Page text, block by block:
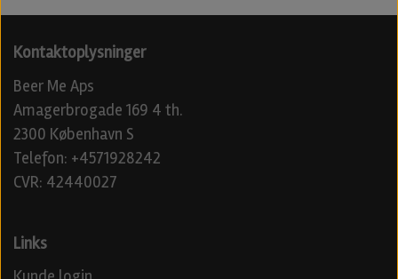
Kontaktoplysninger
Beer Me Aps
Amagerbrogade 169 4 th.
2300 København S
Telefon: +4571928242
CVR: 42440027
Links